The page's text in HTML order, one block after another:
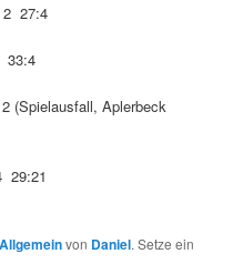
2 27:4
33:4
(Spielausfall, Aplerbeck
29:21
Allgemeinvon Daniel. Setze ein